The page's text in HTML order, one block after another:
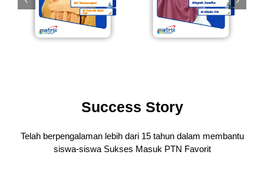
Success Story
Telah berpengalaman lebih dari 15 tahun dalam membantu
siswa-siswa Sukses Masuk PTN Favorit